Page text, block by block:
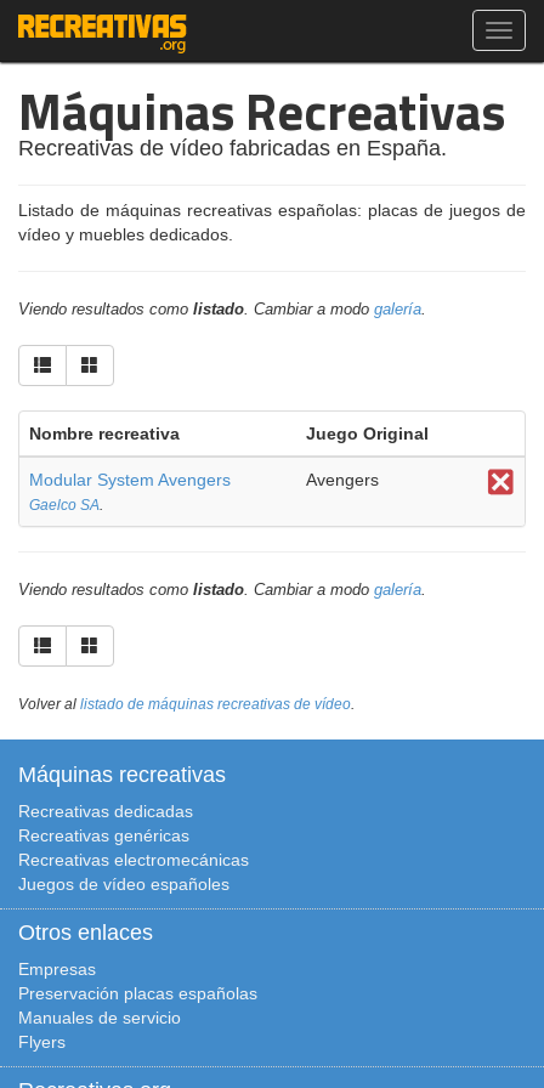
Máquinas Recreativas
Recreativas de vídeo fabricadas en España.
Listado de máquinas recreativas españolas: placas de juegos de
vídeo y muebles dedicados.
Viendo resultados como listado. Cambiar a modo galería.
Nombre recreativa Juego Original
Modular System Avengers
Gaelco SA.
Avengers
Viendo resultados como listado. Cambiar a modo galería.
Volver al listado de máquinas recreativas de vídeo.
Máquinas recreativas
Recreativas dedicadas
Recreativas genéricas
Recreativas electromecánicas
Juegos de vídeo españoles
Otros enlaces
Empresas
Preservación placas españolas
Manuales de servicio
Flyers